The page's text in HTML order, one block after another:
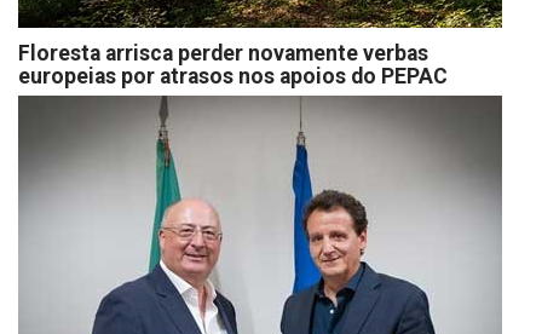
Floresta arrisca perder novamente verbas
europeias por atrasos nos apoios do PEPAC